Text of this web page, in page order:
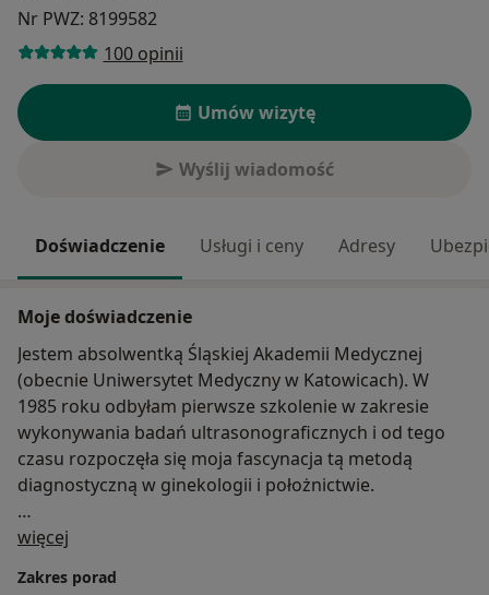
Nr PWZ: 8199582
100 opinii
Umów wizytę
Wyślij wiadomość
Doświadczenie Usługi i ceny Adresy
Moje doświadczenie
Jestem absolwentką Śląskiej Akademii Medycznej
(obecnie Uniwersytet Medyczny w Katowicach). W
1985 roku odbyłam pierwsze szkolenie w zakresie
wykonywania badań ultrasonograficznych i od tego
czasu rozpoczęła się moja fascynacja tą metodą
diagnostyczną w ginekologii i położnictwie.
Temat mojej pracy doktorskiej, za którą otrzymałam
ultrasonograficznych i hormonalnych w
więcej
Zakres porad